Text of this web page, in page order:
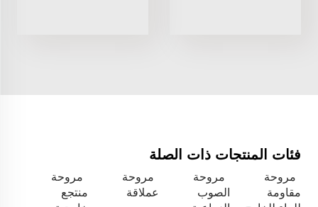
فئات المنتجات ذات الصلة
مروحة
مقاومة
مروحة
الصوب
مروحة
عملاقة
مروحة
منتجع